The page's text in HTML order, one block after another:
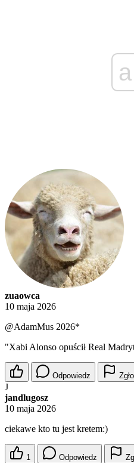
zuaowca
10 maja 2026
@AdamMus 2026*
"Xabi Alonso opuścił Real
Odpowiedz
J
jandlugosz
10 maja 2026
ciekawe kto tu jest kretem:)
1 Odpowiedz